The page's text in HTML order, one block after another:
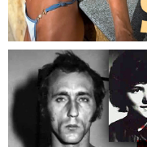
50 let od běsnění